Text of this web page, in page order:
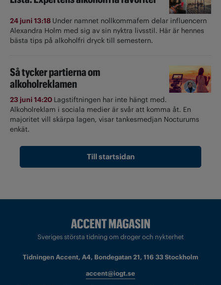
24 juni 13:18 Under namnet nollkommafem delar influencern
Alexandra Holm med sig av sin nyktra livsstil. Här är hennes
bästa tips på alkoholfri dryck till semestern.
Så tycker partierna om
alkoholreklamen
23 juni 14:20 Lagstiftningen har inte hängt med.
Alkoholreklam i sociala medier är svår att komma åt. En
majoritet vill skärpa lagen, visar tankesmedjan Nocturums
enkät.
Till startsidan
Sveriges största tidning om droger och nykterhet
Tidningen Accent, A4, Bondegatan 21, 116 33 Stockholm
accent@iogt.se